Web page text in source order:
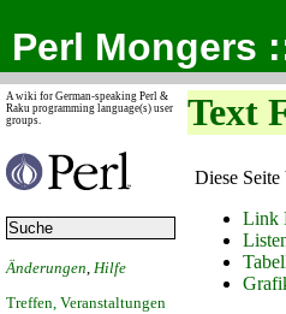
Perl Mongers
A wiki for German-speaking Perl &
Raku programming language(s) user
groups.
Änderungen Hilfe
Treffen, Veranstaltungen
Text
Diese
Link